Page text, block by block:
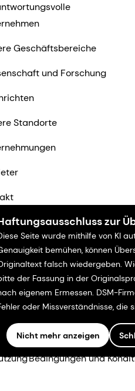
zur
Seite wurde mithilfe von KI
bemühen, können
falsch wiedergeben.
der Fassung in der
eigenem Ermessen. DSM-
oder Missverständnisse, die
Nicht mehr anzeigen
Geschäftsbereiche
und Forschung
Standorte
Bedingungen und